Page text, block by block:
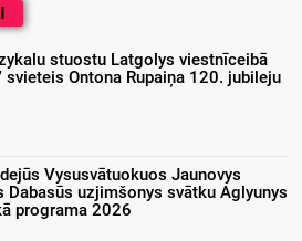
stuostu Latgolys viestnīceibā
svieteis Ontona Rupaiņa 120. jubileju
Vysusvātuokuos Jaunovys
Dabasūs uzjimšonys svātku Aglyunys
programa 2026